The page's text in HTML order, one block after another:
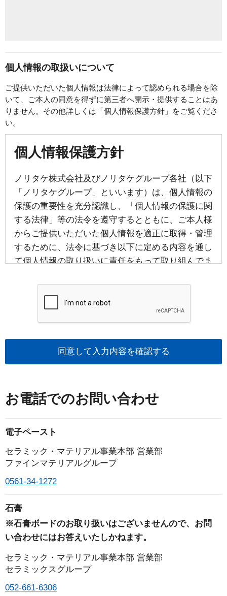
個人情報の取扱いについて
ご提供いただいた個人情報は法律によって認められる場合を除
いて、ご本人の同意を得ずに第三者へ開示・提供することはあ
りません。その他詳しくは「個人情報保護方針」をご覧くださ
い。
個人情報保護方針
ノリタケ株式会社及びノリタケグループ各社（以下
「ノリタケグループ」といいます）は、個人情報の
保護の重要性を充分認識し、「個人情報の保護に関
する法律」等の法令を遵守するとともに、ご本人様
からご提供いただいた個人情報を適正に取得・管理
するために、法令に基づき以下に定める内容を通し
て個人情報の取り扱いに責任をもって取り組んでま
■ご本人様の個人情報の取扱いについて
個人情報とは、お名前、ご住所、生年月日、性別、
お電話番号、電子メールアドレス等の特定の個人を
識別できるものとして法令に定義されているもの及
２．個人情報の取得及び利用に関して
ず、利用目的を明らかにするとともに、ご本人様の
たします。また取得した個人情報については、違法
または不当な行為を助長し、または誘発するおそれ
がある方法により利用することはありません。
ノリタケグループは、お客様、お取引先様及び採
用応募者様等（以下総称して「ご本人様」といい
あらかじめホームページにおいて公表し明らかに
するとともに、書面やウェブサイトの画面等でご
本人様から個人情報をご提供いただく場合はいず
お電話でのお問い合わせ
電子ペースト
セラミック・マテリアル事業本部 営業部
ファインマテリアルグループ
0561-34-1272
石膏
※石膏ボードのお取り扱いはございませんので、お問
い合わせにはお答えいたしかねます。
セラミック・マテリアル事業本部 営業部
セラミックスグループ
052-661-6306